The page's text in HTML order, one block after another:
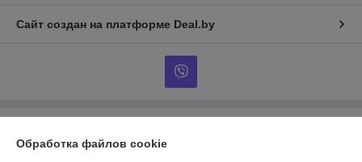
Сайт создан на платформе Deal.by
Обработка файлов cookie